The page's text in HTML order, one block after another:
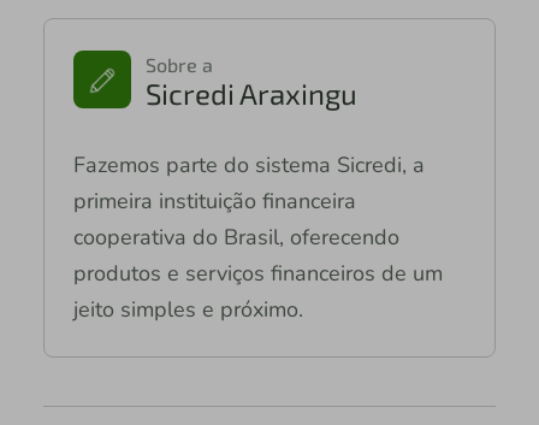
Sobre a
Sicredi Araxingu
Fazemos parte do sistema Sicredi, a
primeira instituição financeira
cooperativa do Brasil, oferecendo
produtos e serviços financeiros de um
jeito simples e próximo.